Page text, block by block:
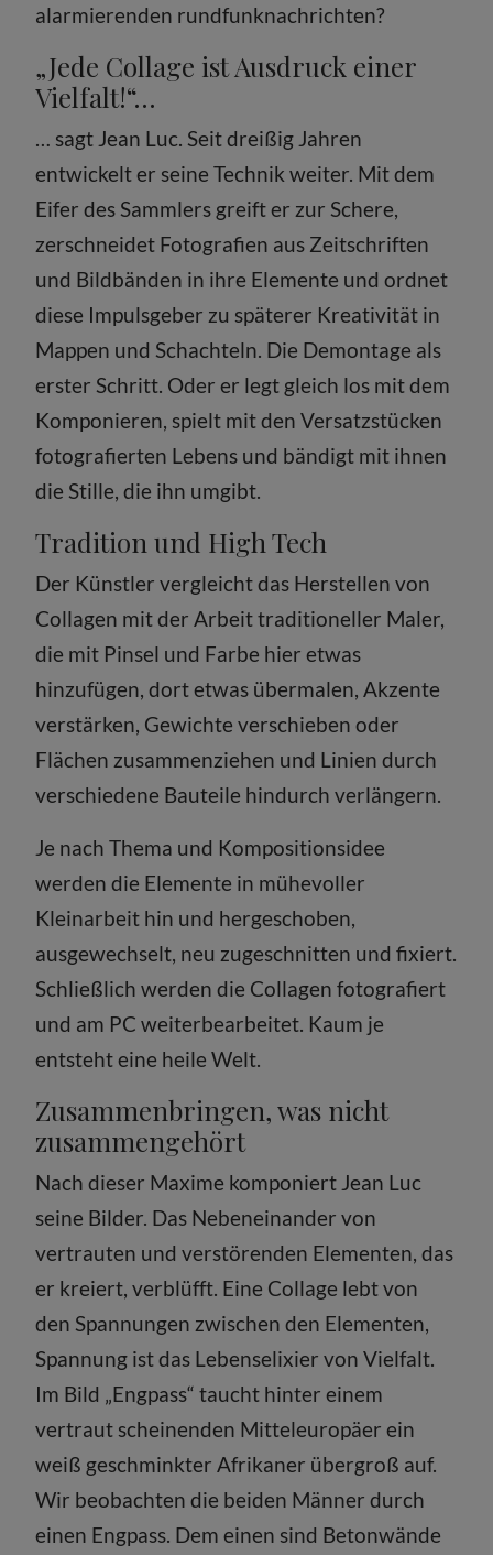
alarmierenden rundfunknachrichten?
„Jede Collage ist Ausdruck einer
Vielfalt!“…
… sagt Jean Luc. Seit dreißig Jahren
entwickelt er seine Technik weiter. Mit dem
Eifer des Sammlers greift er zur Schere,
zerschneidet Fotografien aus Zeitschriften
und Bildbänden in ihre Elemente und ordnet
diese Impulsgeber zu späterer Kreativität in
Mappen und Schachteln. Die Demontage als
erster Schritt. Oder er legt gleich los mit dem
Komponieren, spielt mit den Versatzstücken
fotografierten Lebens und bändigt mit ihnen
die Stille, die ihn umgibt.
Tradition und High Tech
Der Künstler vergleicht das Herstellen von
Collagen mit der Arbeit traditioneller Maler,
die mit Pinsel und Farbe hier etwas
hinzufügen, dort etwas übermalen, Akzente
verstärken, Gewichte verschieben oder
Flächen zusammenziehen und Linien durch
verschiedene Bauteile hindurch verlängern.
Je nach Thema und Kompositionsidee
werden die Elemente in mühevoller
Kleinarbeit hin und hergeschoben,
ausgewechselt, neu zugeschnitten und fixiert.
Schließlich werden die Collagen fotografiert
und am PC weiterbearbeitet. Kaum je
entsteht eine heile Welt.
Zusammenbringen, was nicht
zusammengehört
Nach dieser Maxime komponiert Jean Luc
seine Bilder. Das Nebeneinander von
vertrauten und verstörenden Elementen, das
er kreiert, verblüfft. Eine Collage lebt von
den Spannungen zwischen den Elementen,
Spannung ist das Lebenselixier von Vielfalt.
Im Bild „Engpass“ taucht hinter einem
vertraut scheinenden Mitteleuropäer ein
weiß geschminkter Afrikaner übergroß auf.
Wir beobachten die beiden Männer durch
einen Engpass. Dem einen sind Betonwände